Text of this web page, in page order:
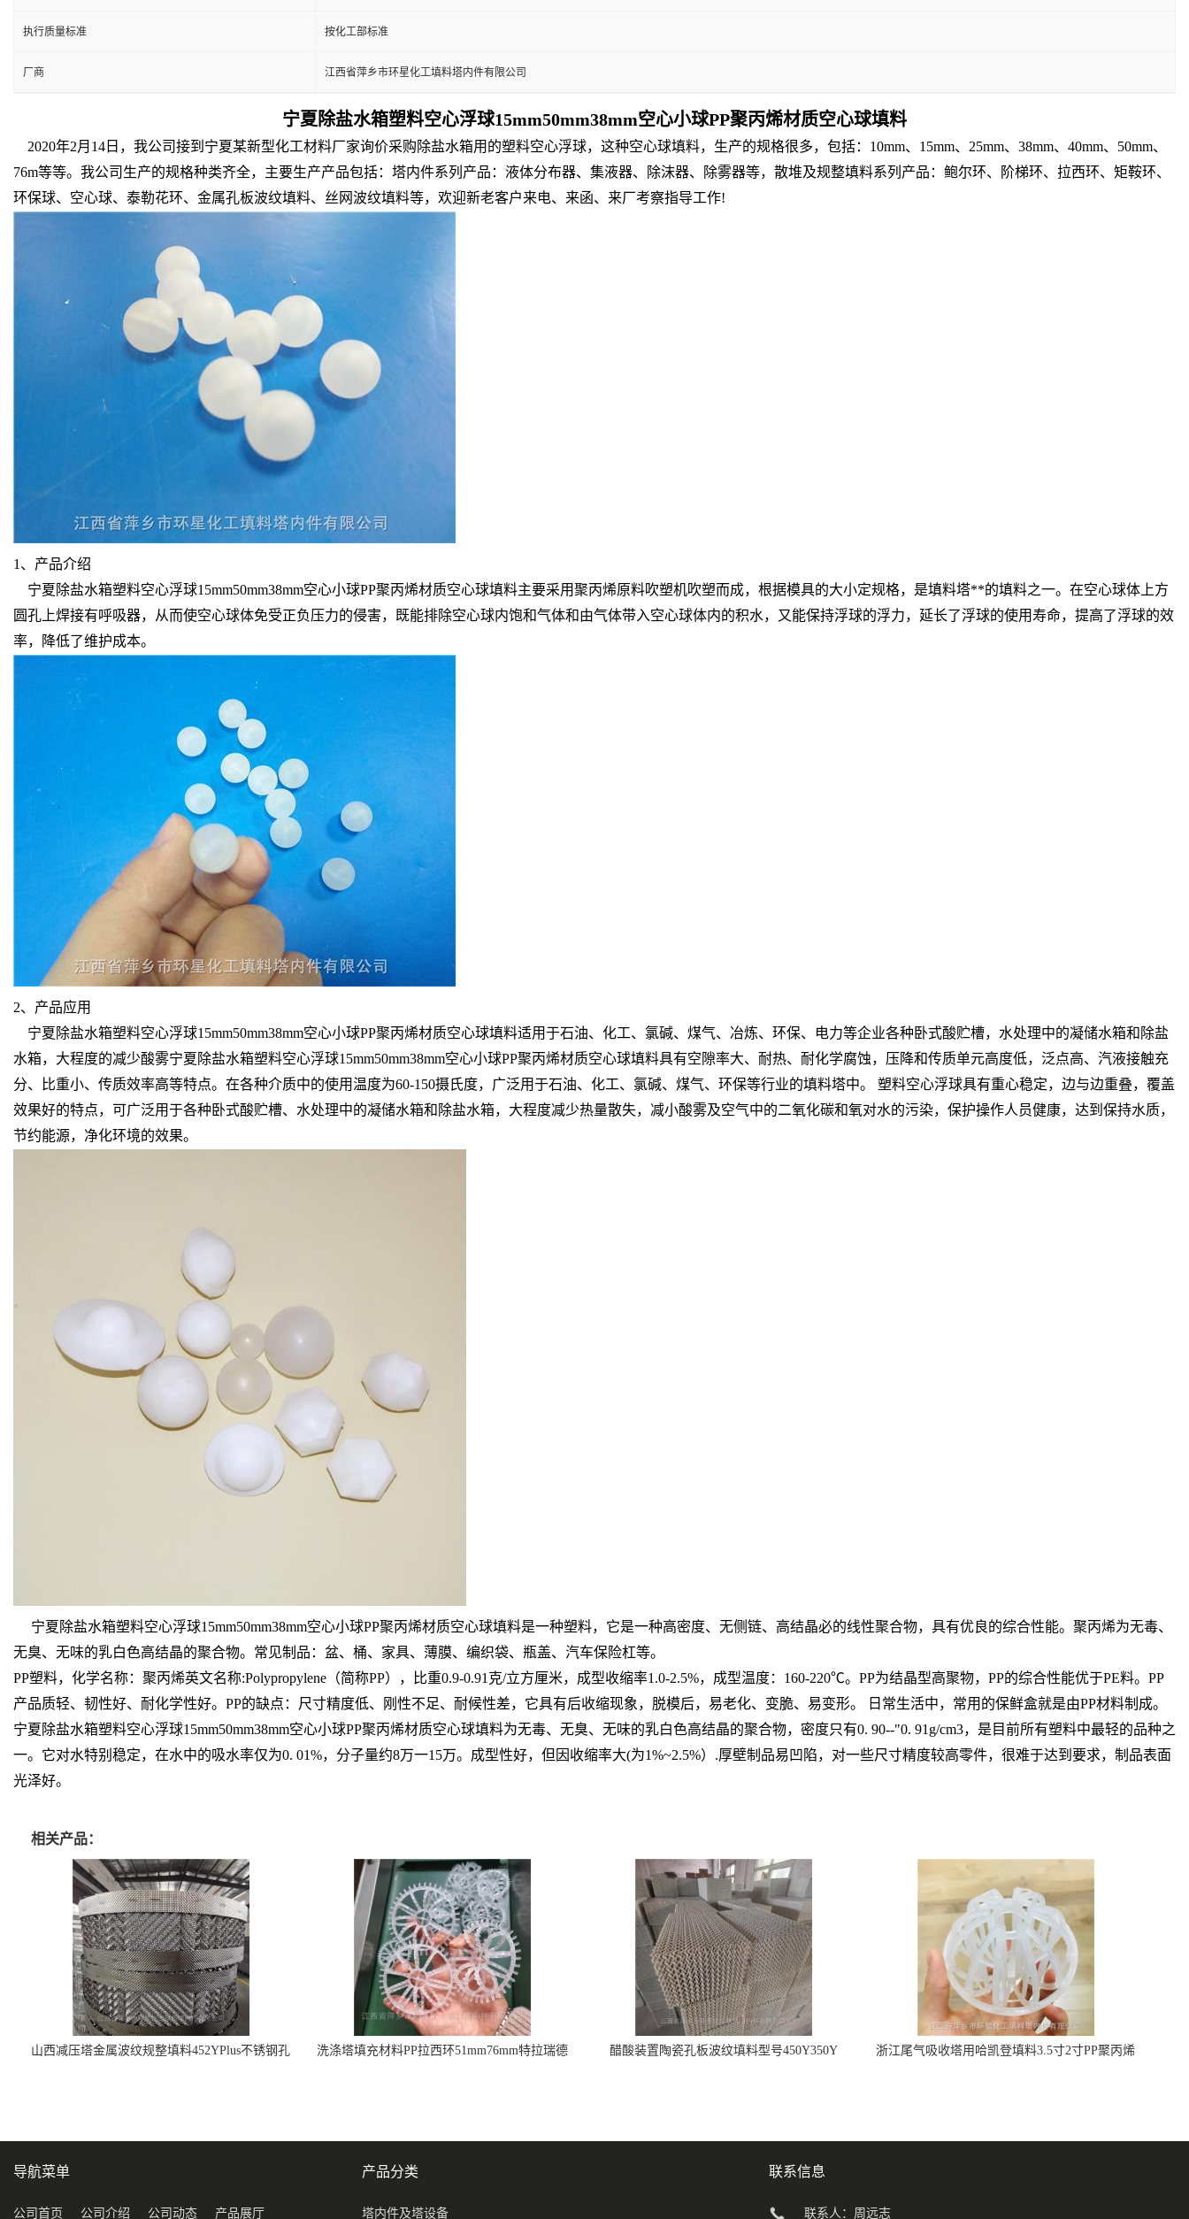
执行质量标准 按化工部标准
厂商 江西省萍乡市环星化工填料塔内件有限公司
宁夏除盐水箱塑料空心浮球15mm50mm38mm空心小球PP聚丙烯材质空心球填料
2020年2月14日，我公司接到宁夏某新型化工材料厂家询价采购除盐水箱用的塑料空心浮球，这种空心球填料，生产的规格很多，包括：10mm、15mm、25mm、38mm、40mm、50mm、
76m等等。我公司生产的规格种类齐全，主要生产产品包括：塔内件系列产品：液体分布器、集液器、除沫器、除雾器等，散堆及规整填料系列产品：鲍尔环、阶梯环、拉西环、矩鞍环、
环保球、空心球、泰勒花环、金属孔板波纹填料、丝网波纹填料等，欢迎新老客户来电、来函、来厂考察指导工作!
1、产品介绍
宁夏除盐水箱塑料空心浮球15mm50mm38mm空心小球PP聚丙烯材质空心球填料主要采用聚丙烯原料吹塑机吹塑而成，根据模具的大小定规格，是填料塔**的填料之一。在空心球体上方
圆孔上焊接有呼吸器，从而使空心球体免受正负压力的侵害，既能排除空心球内饱和气体和由气体带入空心球体内的积水，又能保持浮球的浮力，延长了浮球的使用寿命，提高了浮球的效
率，降低了维护成本。
2、产品应用
宁夏除盐水箱塑料空心浮球15mm50mm38mm空心小球PP聚丙烯材质空心球填料适用于石油、化工、氯碱、煤气、冶炼、环保、电力等企业各种卧式酸贮槽，水处理中的凝储水箱和除盐
水箱，大程度的减少酸雾宁夏除盐水箱塑料空心浮球15mm50mm38mm空心小球PP聚丙烯材质空心球填料具有空隙率大、耐热、耐化学腐蚀，压降和传质单元高度低，泛点高、汽液接触充
分、比重小、传质效率高等特点。在各种介质中的使用温度为60-150摄氏度，广泛用于石油、化工、氯碱、煤气、环保等行业的填料塔中。 塑料空心浮球具有重心稳定，边与边重叠，覆盖
效果好的特点，可广泛用于各种卧式酸贮槽、水处理中的凝储水箱和除盐水箱，大程度减少热量散失，减小酸雾及空气中的二氧化碳和氧对水的污染，保护操作人员健康，达到保持水质，
节约能源，净化环境的效果。
宁夏除盐水箱塑料空心浮球15mm50mm38mm空心小球PP聚丙烯材质空心球填料是一种塑料，它是一种高密度、无侧链、高结晶必的线性聚合物，具有优良的综合性能。聚丙烯为无毒、
无臭、无味的乳白色高结晶的聚合物。常见制品：盆、桶、家具、薄膜、编织袋、瓶盖、汽车保险杠等。
PP塑料，化学名称：聚丙烯英文名称:Polypropylene（简称PP），比重0.9-0.91克/立方厘米，成型收缩率1.0-2.5%，成型温度：160-220℃。PP为结晶型高聚物，PP的综合性能优于PE料。PP
产品质轻、韧性好、耐化学性好。PP的缺点：尺寸精度低、刚性不足、耐候性差，它具有后收缩现象，脱模后，易老化、变脆、易变形。 日常生活中，常用的保鲜盒就是由PP材料制成。
宁夏除盐水箱塑料空心浮球15mm50mm38mm空心小球PP聚丙烯材质空心球填料为无毒、无臭、无味的乳白色高结晶的聚合物，密度只有0. 90--"0. 91g/cm3，是目前所有塑料中最轻的品种之
一。它对水特别稳定，在水中的吸水率仅为0. 01%，分子量约8万一15万。成型性好，但因收缩率大(为1%~2.5%）.厚壁制品易凹陷，对一些尺寸精度较高零件，很难于达到要求，制品表面
光泽好。
相关产品：
山西减压塔金属波纹规整填料452YPlus不锈钢孔
洗涤塔填充材料PP拉西环51mm76mm特拉瑞德
醋酸装置陶瓷孔板波纹填料型号450Y350Y
浙江尾气吸收塔用哈凯登填料3.5寸2寸PP聚丙烯
导航菜单
公司首页 公司介绍 公司动态 产品展厅
产品分类
塔内件及塔设备
联系信息
联系人：周远志